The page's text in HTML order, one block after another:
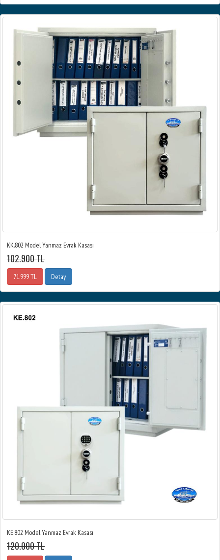
KK.802 Model Yanmaz Evrak Kasası
102.900 TL
71.999 TL Detay
KE.802 Model Yanmaz Evrak Kasası
120.000 TL